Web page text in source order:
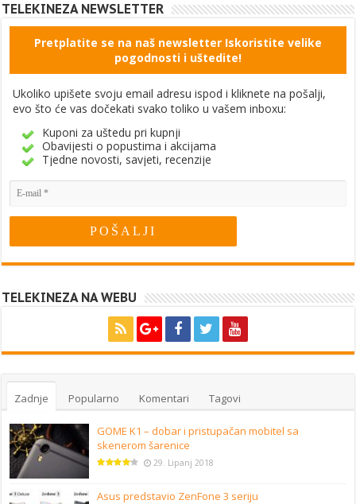
TELEKINEZA NEWSLETTER
Pretplatite se na naš newsletter Iskoristite velike
pogodnosti i uštedite!
Ukoliko upišete svoju email adresu ispod i kliknete na pošalji,
evo što će vas dočekati svako toliko u vašem inboxu:
Kuponi za uštedu pri kupnji
Obavijesti o popustima i akcijama
Tjedne novosti, savjeti, recenzije
TELEKINEZA NA WEBU
Zadnje Popularno Komentari Tagovi
GOME K1 – dobar i pristupačan mobitel sa
skenerom šarenice
29. Lipanj 2018
Asus predstavio ZenFone 3 seriju